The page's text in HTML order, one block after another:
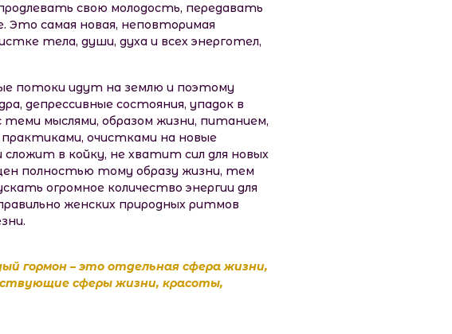
свою молодость, передавать
Это самая новая, неповторимая
тела, души, духа и всех энерготел,
потоки идут на землю и поэтому
депрессивные состояния, упадок в
теми мыслями, образом жизни, питанием,
практиками, очистками на новые
в койку, не хватит сил для новых
полностью тому образу жизни, тем
огромное количество энергии для
женских природных ритмов
гормон – это отдельная сфера жизни,
сферы жизни, красоты,